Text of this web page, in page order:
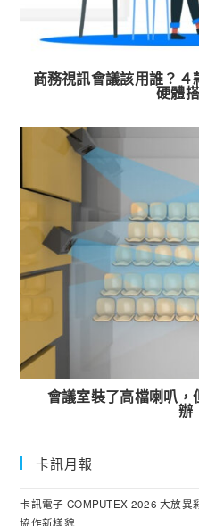
商務視訊會議該用誰？４
硬體
會議室裝了高檔喇叭
辦
卡訊月報
卡訊電子 COMPUTEX 2026 大放異
協作新樣貌